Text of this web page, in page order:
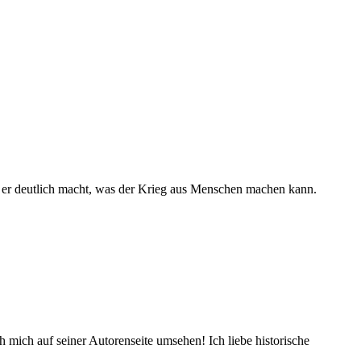
deutlich macht, was der Krieg aus Menschen machen kann.
auf seiner Autorenseite umsehen! Ich liebe historische